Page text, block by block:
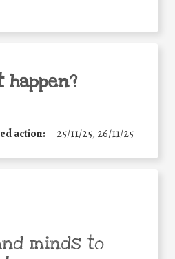
action: 25/11/25, 26/11/25
minds to